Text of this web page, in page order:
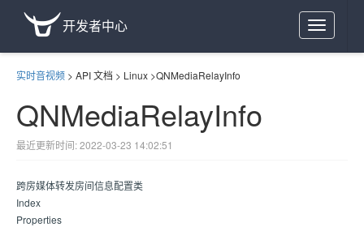
Toggle
navigation
开发者中心
实时音视频 > API 文档 > Linux >QNMediaRelayInfo
QNMediaRelayInfo
最近更新时间: 2022-03-23 14:02:51
跨房媒体转发房间信息配置类
Index
Properties